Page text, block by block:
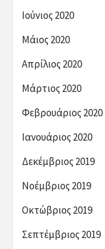
Ιούνιος 2020
Μάιος 2020
Απρίλιος 2020
Μάρτιος 2020
Φεβρουάριος 2020
Ιανουάριος 2020
Δεκέμβριος 2019
Νοέμβριος 2019
Οκτώβριος 2019
Σεπτέμβριος 2019